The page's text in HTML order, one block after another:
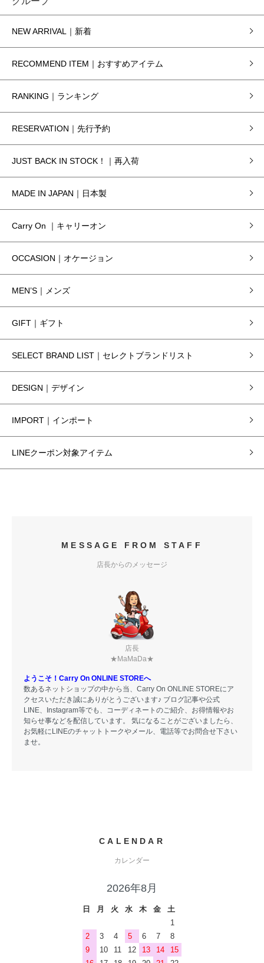
NEW ARRIVAL｜新着
RECOMMEND ITEM｜おすすめアイテム
RANKING｜ランキング
RESERVATION｜先行予約
JUST BACK IN STOCK！｜再入荷
MADE IN JAPAN｜日本製
Carry On ｜キャリーオン
OCCASION｜オケージョン
MEN’S｜メンズ
GIFT｜ギフト
SELECT BRAND LIST｜セレクトブランドリスト
DESIGN｜デザイン
IMPORT｜インポート
LINEクーポン対象アイテム
MESSAGE FROM STAFF
店長からのメッセージ
店長
★MaMaDa★
ようこそ！Carry On ONLINE STOREへ
数あるネットショップの中から当、Carry On ONLINE STOREにア
クセスいただき誠にありがとうございます♪ ブログ記事や公式
LINE、Instagram等でも、コーディネートのご紹介、お得情報やお
知らせ事などを配信しています。 気になることがございましたら、
お気軽にLINEのチャットトークやメール、電話等でお問合せ下さい
ませ。
CALENDAR
カレンダー
2026年8月
日 月 火 水 木 金
土
1
2
3 4 5 6 7
8
9
10 11 12 13 14
15